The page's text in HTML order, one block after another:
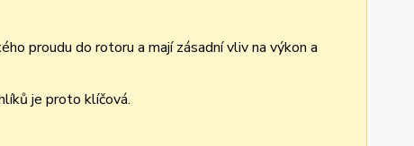
proudu do rotoru a mají zásadní vliv na výkon a
je proto klíčová.